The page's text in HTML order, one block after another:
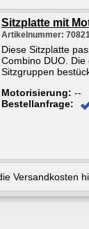
Sitzplatte mit
Artikelnummer:
Diese Sitzplatte
Combino DUO.
Sitzgruppen
Motorisierung: --
Bestellanfrage:
Versandkosten